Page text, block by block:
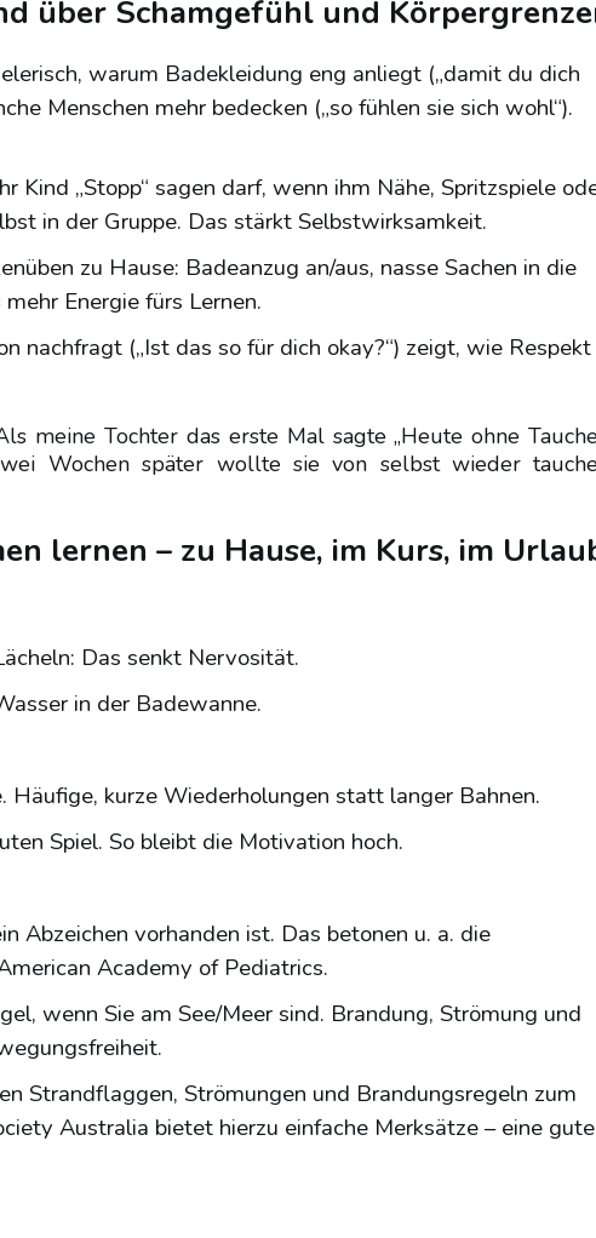
über Schamgefühl und
warum Badekleidung eng anliegt („damit du dich
Menschen mehr bedecken („so fühlen sie sich wohl“).
Kind „Stopp“ sagen darf, wenn ihm Nähe, Spritzspiele
in der Gruppe. Das stärkt Selbstwirksamkeit.
zu Hause: Badeanzug an/aus, nasse Sachen in die
Energie fürs Lernen.
nachfragt („Ist das so für dich okay?“) zeigt, wie Respekt
meine Tochter das erste Mal sagte „Heute ohne
Wochen später wollte sie von selbst wieder
lernen – zu Hause, im Kurs, im
Das senkt Nervosität.
in der Badewanne.
kurze Wiederholungen statt langer Bahnen.
Spiel. So bleibt die Motivation hoch.
Abzeichen vorhanden ist. Das betonen u. a. die
Academy of Pediatrics.
wenn Sie am See/Meer sind. Brandung, Strömung und
Strandflaggen, Strömungen und Brandungsregeln zum
Australia bietet hierzu einfache Merksätze – eine gute